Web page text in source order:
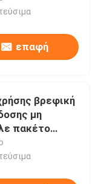
επαφή
βρεφική
μη
πακέτο